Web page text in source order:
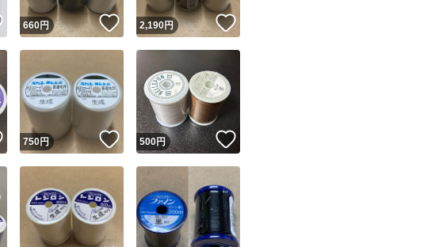
ユーザーの実績について
Yahoo!フリマが定めた一定の基準を満たしたユーザーにバッジを付与しています
安心取引出品者
安心取引出品者 Yahoo!フリマの基準をクリアした安心・安全なユーザーです
この商品の情報をコピーします
いいね！
660円 いいね！
2,190円
いいね！
750円 いいね！
500円